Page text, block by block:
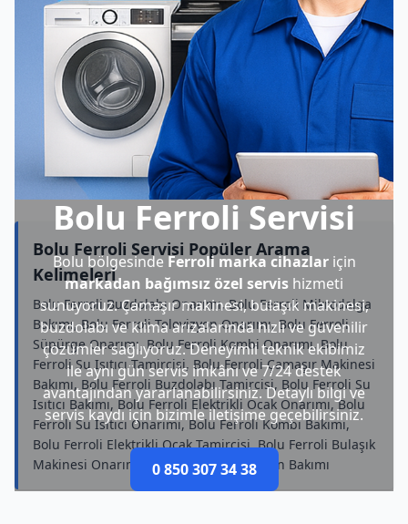
Bolu Ferroli Servisi
Bolu bölgesindeFerroli marka cihazlariçin
markadan bağımsız özel servis hizmeti
sunuyoruz. Çamaşır makinesi, bulaşık makinesi,
buzdolabı ve klima arızalarında hızlı ve güvenilir
çözümler sağlıyoruz. Deneyimli teknik ekibimiz
ile aynı gün servis imkânı ve 7/24 destek
avantajından yararlanabilirsiniz. Detaylı bilgi ve
servis kaydı için bizimle iletişime geçebilirsiniz.
0 850 307 34 38
Bolu Ferroli Servisi Popüler Arama
Kelimeleri
Bolu Ferroli Buzdolabı Onarımı, Bolu Ferroli Mikrodalga
Bakımı, Bolu Ferroli Televizyon Onarımı, Bolu Ferroli
Süpürge Onarımı, Bolu Ferroli Kombi Onarımı, Bolu
Ferroli Su Isıtıcı Tamircisi, Bolu Ferroli Çamaşır Makinesi
Bakımı, Bolu Ferroli Buzdolabı Tamircisi, Bolu Ferroli Su
Isıtıcı Bakımı, Bolu Ferroli Elektrikli Ocak Onarımı, Bolu
Ferroli Su Isıtıcı Onarımı, Bolu Ferroli Kombi Bakımı,
Bolu Ferroli Elektrikli Ocak Tamircisi, Bolu Ferroli Bulaşık
Makinesi Onarımı, Bolu Ferroli Televizyon Bakımı